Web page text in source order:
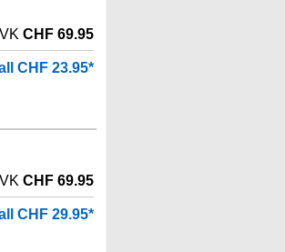
CHF 69.95
CHF 23.95*
CHF 69.95
CHF 29.95*